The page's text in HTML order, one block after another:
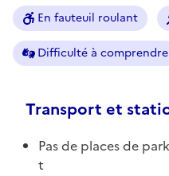
En fauteuil roulant
Difficulté à comprendre
Transport et
Pas de places de
t